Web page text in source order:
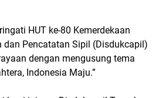
HUT ke-80 Kemerdekaan
dan Pencatatan Sipil (Disdukcapil)
dengan mengusung tema
Indonesia Maju.”